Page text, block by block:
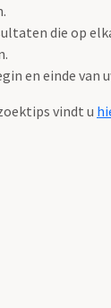
die op
en einde van
vindt u